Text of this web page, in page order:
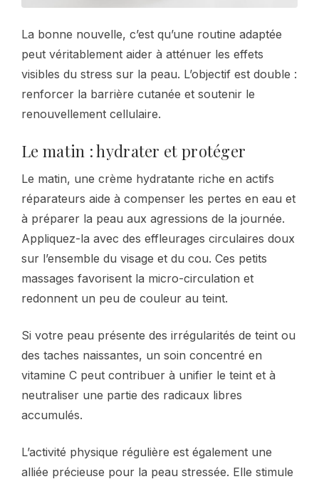
La bonne nouvelle, c’est qu’une routine adaptée
peut véritablement aider à atténuer les effets
visibles du stress sur la peau. L’objectif est double :
renforcer la barrière cutanée et soutenir le
renouvellement cellulaire.
Le matin : hydrater et protéger
Le matin, une crème hydratante riche en actifs
réparateurs aide à compenser les pertes en eau et
à préparer la peau aux agressions de la journée.
Appliquez-la avec des effleurages circulaires doux
sur l’ensemble du visage et du cou. Ces petits
massages favorisent la micro-circulation et
redonnent un peu de couleur au teint.
Si votre peau présente des irrégularités de teint ou
des taches naissantes, un soin concentré en
vitamine C peut contribuer à unifier le teint et à
neutraliser une partie des radicaux libres
accumulés.
L’activité physique régulière est également une
alliée précieuse pour la peau stressée. Elle stimule